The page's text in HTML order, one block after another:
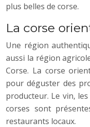
plus belles de corse.
La corse
Une région
aussi la région
Corse. La corse
pour déguster des
producteur. Le vin,
corses sont
restaurants locaux.